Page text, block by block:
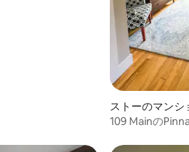
ストーのマンシ
ト
109 Mainの